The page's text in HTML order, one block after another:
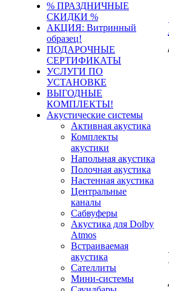
% ПРАЗДНИЧНЫЕ
СКИДКИ %
АКЦИЯ: Витринный
образец!
ПОДАРОЧНЫЕ
СЕРТИФИКАТЫ
УСЛУГИ ПО
УСТАНОВКЕ
ВЫГОДНЫЕ
КОМПЛЕКТЫ!
Акустические системы
Активная акустика
Комплекты
акустики
Напольная акустика
Полочная акустика
Настенная акустика
Центральные
каналы
Сабвуферы
Акустика для Dolby
Atmos
Встраиваемая
акустика
Сателлиты
Мини-системы